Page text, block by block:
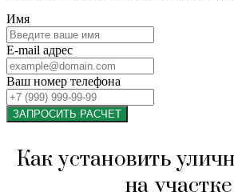
Имя
E-mail адрес
Ваш номер телефона
ЗАПРОСИТЬ РАСЧЕТ
Как установить
на участке